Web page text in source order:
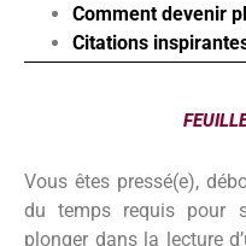
Comment devenir
Citations
Vous êtes pressé(e),
du temps requis pour
plonger dans la lecture